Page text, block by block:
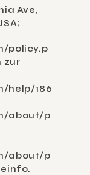
Ave,
policy.p
zur
help/186
about/p
about/p
.